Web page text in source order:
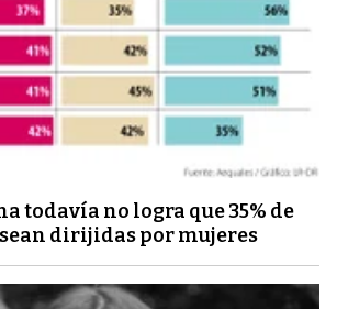
todavía no logra que 35% de
dirijidas por mujeres